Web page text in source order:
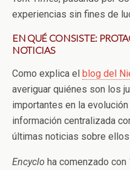
experiencias sin fines de
EN QUÉ CONSISTE:
NOTICIAS
Como explica el blog del
averiguar quiénes son los
importantes en la
información centralizada
últimas noticias sobre
Encyclo ha comenzado con